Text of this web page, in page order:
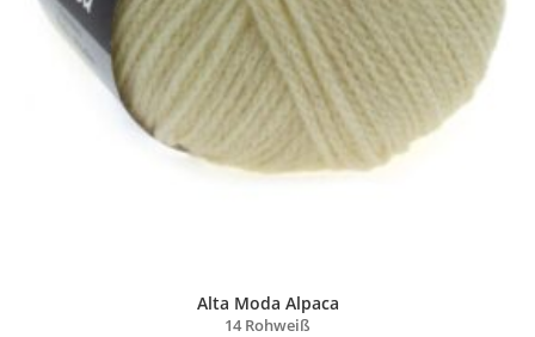
Alta Moda Alpaca
14 Rohweiß